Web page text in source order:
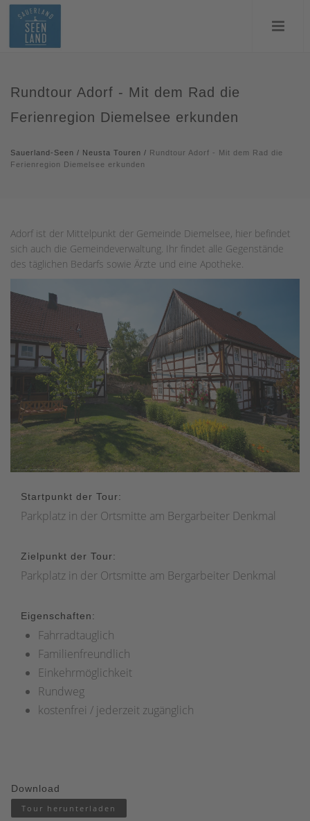
Rundtour Adorf - Mit dem Rad die
Ferienregion Diemelsee erkunden
Sauerland-Seen / Neusta Touren / Rundtour Adorf - Mit dem Rad die
Ferienregion Diemelsee erkunden
Adorf ist der Mittelpunkt der Gemeinde Diemelsee, hier befindet
sich auch die Gemeindeverwaltung. Ihr findet alle Gegenstände
des täglichen Bedarfs sowie Ärzte und eine Apotheke.
Startpunkt der Tour:
Parkplatz in der Ortsmitte am Bergarbeiter Denkmal
Zielpunkt der Tour:
Parkplatz in der Ortsmitte am Bergarbeiter Denkmal
Eigenschaften:
Fahrradtauglich
Familienfreundlich
Einkehrmöglichkeit
Rundweg
kostenfrei / jederzeit zugänglich
Download
Tour herunterladen